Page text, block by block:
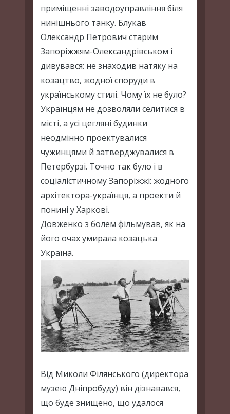
приміщенні заводоуправління біля
нинішнього танку. Блукав
Олександр Петрович старим
Запоріжжям-Олександрівськом і
дивувався: не знаходив натяку на
козацтво, жодної споруди в
українському стилі. Чому їх не було?
Українцям не дозволяли селитися в
місті, а усі цегляні будинки
неодмінно проектувалися
чужинцями й затверджувалися в
Петербурзі. Точно так було і в
соціалістичному Запоріжжі: жодного
архітектора-українця, а проекти й
понині у Харкові.
Довженко з болем фільмував, як на
його очах умирала козацька
Україна.
Від Миколи Філянського (директора
музею Дніпробуду) він дізнавався,
що буде знищено, що удалося